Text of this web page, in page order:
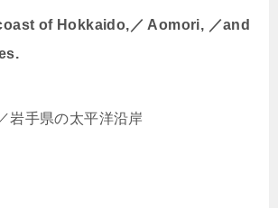
of Hokkaido,／ Aomori, ／and
岩手県の太平洋沿岸